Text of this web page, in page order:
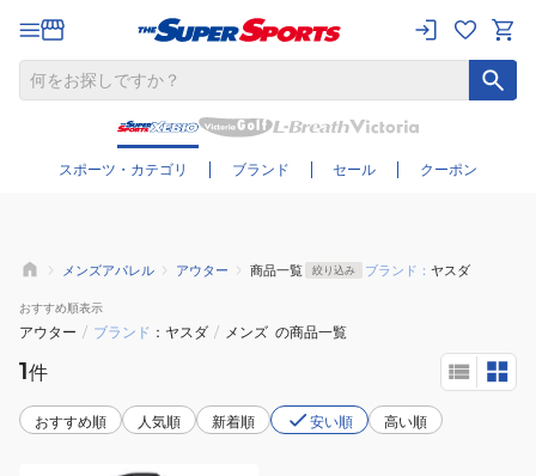
スポーツ・カテゴリ ブランド セール クーポン
さらに絞り込む
メンズアパレル アウター 商品一覧 絞り込み ブランド： ヤスダ
おすすめ順表示
アウター / ブランド ヤスダ / メンズ の商品一覧
1件
おすすめ順 人気順 新着順 安い順 高い順